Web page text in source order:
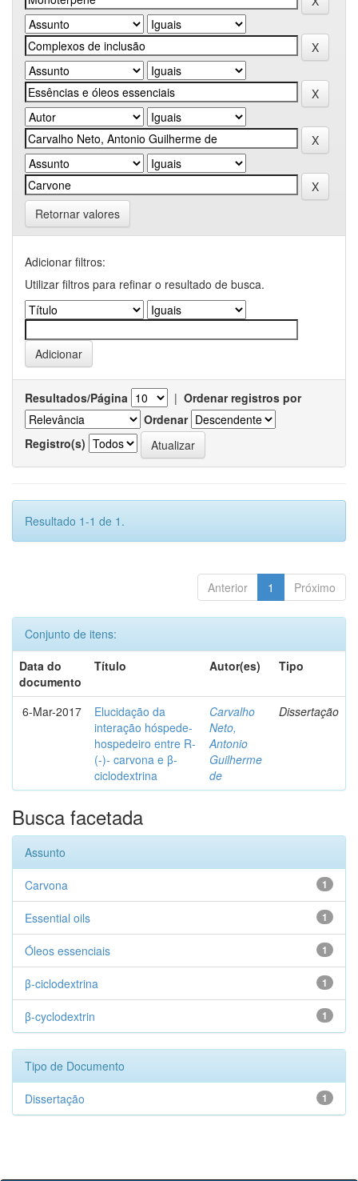
Retornar valores
Adicionar filtros:
Utilizar filtros para refinar o resultado de busca.
Resultados/Página | Ordenar registros por
Ordenar
Registro(s)
Resultado 1-1 de 1.
Anterior 1 Próximo
Conjunto de itens:
Data do
documento
Título Autor(es) Tipo
6-Mar-2017
Elucidação da
interação hóspede-
hospedeiro entre R-
(-)- carvona e β-
ciclodextrina
Carvalho
Neto,
Antonio
Guilherme
de
Dissertação
Busca facetada
Assunto
1
Carvona
1
Essential oils
1
Óleos essenciais
1
β-ciclodextrina
1
β-cyclodextrin
Tipo de Documento
1
Dissertação